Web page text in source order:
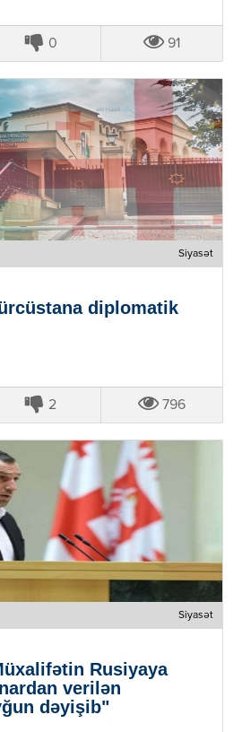
0 91
Siyasət
diplomatik
2 796
Siyasət
Rusiyaya
verilən
dəyişib"